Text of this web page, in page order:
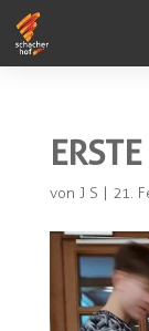
von J S | 21.